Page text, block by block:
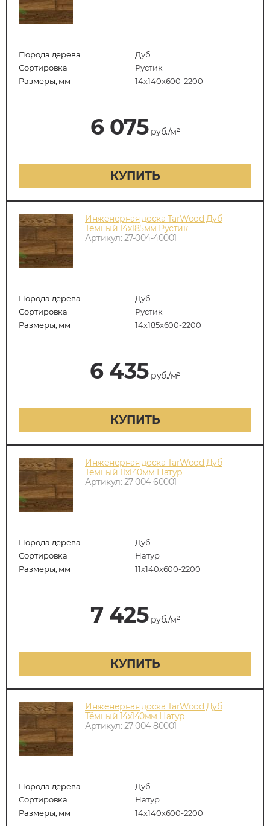
Порода дерева
Дуб
Сортировка
Рустик
Размеры, мм
14х140х600-2200
6 075руб./м²
КУПИТЬ
Инженерная доска TarWood Дуб
Тёмный 14х185мм Рустик
Артикул: 27-004-40001
Порода дерева
Дуб
Сортировка
Рустик
Размеры, мм
14х185х600-2200
6 435руб./м²
КУПИТЬ
Инженерная доска TarWood Дуб
Тёмный 11х140мм Натур
Артикул: 27-004-60001
Порода дерева
Дуб
Сортировка
Натур
Размеры, мм
11х140х600-2200
7 425руб./м²
КУПИТЬ
Инженерная доска TarWood Дуб
Тёмный 14х140мм Натур
Артикул: 27-004-80001
Порода дерева
Дуб
Сортировка
Натур
Размеры, мм
14х140х600-2200